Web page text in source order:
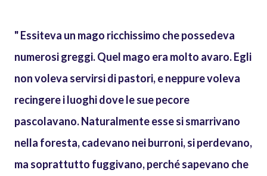
" Essiteva un mago ricchissimo che possedeva
numerosi greggi. Quel mago era molto avaro. Egli
non voleva servirsi di pastori, e neppure voleva
recingere i luoghi dove le sue pecore
pascolavano. Naturalmente esse si smarrivano
nella foresta, cadevano nei burroni, si perdevano,
ma soprattutto fuggivano, perché sapevano che